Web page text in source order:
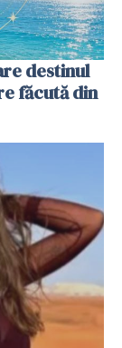
destinul
făcută din